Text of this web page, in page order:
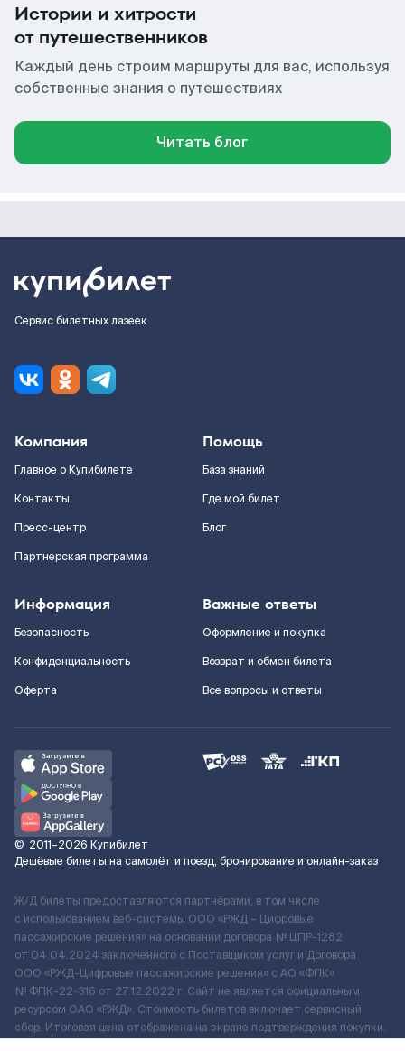
Истории и хитрости
от путешественников
Каждый день строим маршруты для вас, используя
собственные знания о путешествиях
Читать блог
Сервис билетных лазеек
Компания
Главное о Купибилете
Контакты
Пресс-центр
Партнерская программа
Помощь
База знаний
Где мой билет
Блог
Информация
Безопасность
Конфиденциальность
Оферта
Важные ответы
Оформление и покупка
Возврат и обмен билета
Все вопросы и ответы
© 2011–2026 Купибилет
Дешёвые билеты на самолёт и поезд, бронирование и онлайн-заказ
Ж/Д билеты предоставляются партнёрами, в том числе
с использованием веб-системы ООО «РЖД – Цифровые
пассажирские решения» на основании договора № ЦПР-1282
от 04.04.2024 заключенного с Поставщиком услуг и Договора
ООО «РЖД-Цифровые пассажирские решения» c АО «ФПК»
№ ФПК-22-316 от 27.12.2022 г. Сайт не является официальным
ресурсом ОАО «РЖД». Стоимость билетов включает сервисный
сбор. Итоговая цена отображена на экране подтверждения покупки.